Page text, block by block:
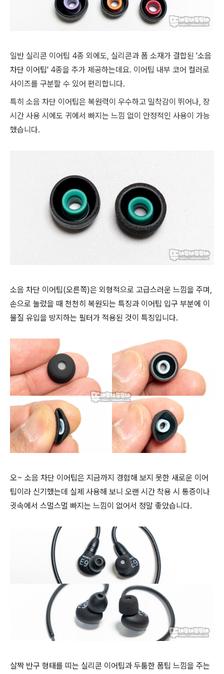
일반 실리콘 이어팁 4종 외에도, 실리콘과 폼 소재가 결합된 '소음
차단 이어팁' 4종을 추가 제공하는데요. 이어팁 내부 코어 컬러로
사이즈를 구분할 수 있어 편리합니다.
특히 소음 차단 이어팁은 복원력이 우수하고 밀착감이 뛰어나, 장
시간 사용 시에도 귀에서 빠지는 느낌 없이 안정적인 사용이 가능
했습니다.
소음 차단 이어팁(오른쪽)은 외형적으로 고급스러운 느낌을 주며,
손으로 눌렀을 때 천천히 복원되는 특징과 이어팁 입구 부분에 이
물질 유입을 방지하는 필터가 적용된 것이 특징입니다.
오~ 소음 차단 이어팁은 지금까지 경험해 보지 못한 새로운 이어
팁이라 신기했는데 실제 사용해 보니 오랜 시간 착용 시 통증이나
귓속에서 스멀스멀 빠지는 느낌이 없어서 정말 좋았습니다.
살짝 반구 형태를 띠는 실리콘 이어팁과 두툼한 폼팁 느낌을 주는